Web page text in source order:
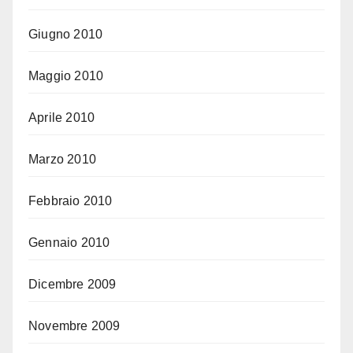
Giugno 2010
Maggio 2010
Aprile 2010
Marzo 2010
Febbraio 2010
Gennaio 2010
Dicembre 2009
Novembre 2009